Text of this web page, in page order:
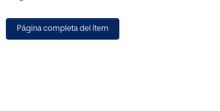
Malos Escritores, y Malos Lectores-Malos Escritores. En
líneas generales, los resultados de este estudio muestran
Página completa del ítem